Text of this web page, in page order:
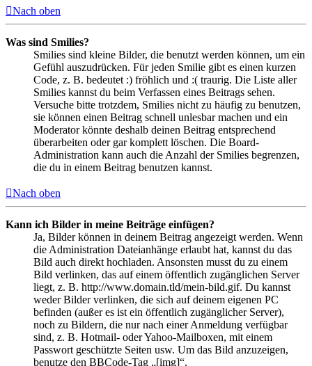
Nach oben
Was sind Smilies?
Smilies sind kleine Bilder, die benutzt werden können, um ein
Gefühl auszudrücken. Für jeden Smilie gibt es einen kurzen
Code, z. B. bedeutet :) fröhlich und :( traurig. Die Liste aller
Smilies kannst du beim Verfassen eines Beitrags sehen.
Versuche bitte trotzdem, Smilies nicht zu häufig zu benutzen,
sie können einen Beitrag schnell unlesbar machen und ein
Moderator könnte deshalb deinen Beitrag entsprechend
überarbeiten oder gar komplett löschen. Die Board-
Administration kann auch die Anzahl der Smilies begrenzen,
die du in einem Beitrag benutzen kannst.
Nach oben
Kann ich Bilder in meine Beiträge einfügen?
Ja, Bilder können in deinem Beitrag angezeigt werden. Wenn
die Administration Dateianhänge erlaubt hat, kannst du das
Bild auch direkt hochladen. Ansonsten musst du zu einem
Bild verlinken, das auf einem öffentlich zugänglichen Server
liegt, z. B. http://www.domain.tld/mein-bild.gif. Du kannst
weder Bilder verlinken, die sich auf deinem eigenen PC
befinden (außer es ist ein öffentlich zugänglicher Server),
noch zu Bildern, die nur nach einer Anmeldung verfügbar
sind, z. B. Hotmail- oder Yahoo-Mailboxen, mit einem
Passwort geschützte Seiten usw. Um das Bild anzuzeigen,
benutze den BBCode-Tag „[img]“.